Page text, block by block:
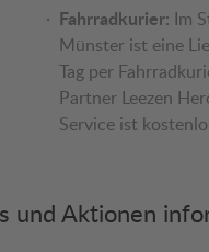
Fahrradkurier: Im
Münster ist eine
Tag per
Partner Leezen
Service ist
und Aktionen